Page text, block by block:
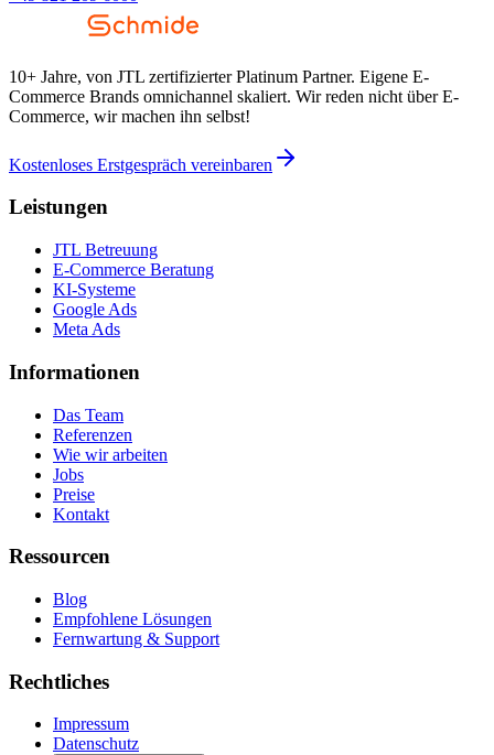
10+ Jahre, von JTL zertifizierter Platinum Partner. Eigene E-
Commerce Brands omnichannel skaliert. Wir reden nicht über E-
Commerce, wir machen ihn selbst!
Kostenloses Erstgespräch vereinbaren
Leistungen
JTL Betreuung
E-Commerce Beratung
KI-Systeme
Google Ads
Meta Ads
Informationen
Das Team
Referenzen
Wie wir arbeiten
Jobs
Preise
Kontakt
Ressourcen
Blog
Empfohlene Lösungen
Fernwartung & Support
Rechtliches
Impressum
Datenschutz